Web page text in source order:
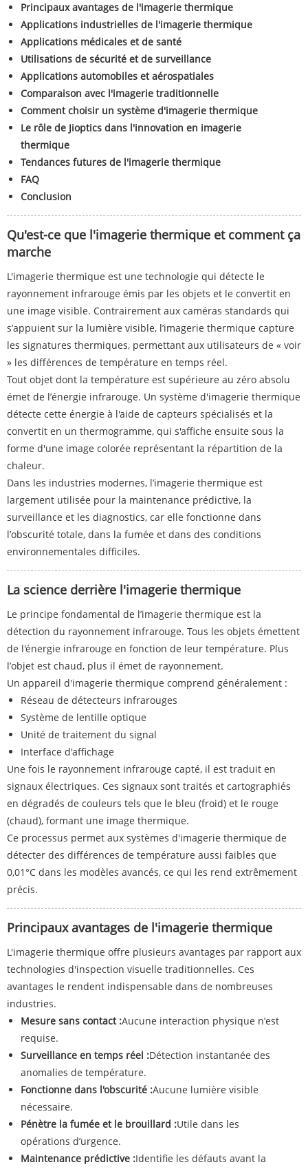
Principaux avantages de l'imagerie thermique
Applications industrielles de l'imagerie thermique
Applications médicales et de santé
Utilisations de sécurité et de surveillance
Applications automobiles et aérospatiales
Comparaison avec l'imagerie traditionnelle
Comment choisir un système d'imagerie thermique
Le rôle de Jioptics dans l'innovation en imagerie
thermique
Tendances futures de l'imagerie thermique
FAQ
Conclusion
Qu'est-ce que l'imagerie thermique et comment ça
marche
L'imagerie thermique est une technologie qui détecte le
rayonnement infrarouge émis par les objets et le convertit en
une image visible. Contrairement aux caméras standards qui
s’appuient sur la lumière visible, l’imagerie thermique capture
les signatures thermiques, permettant aux utilisateurs de « voir
» les différences de température en temps réel.
Tout objet dont la température est supérieure au zéro absolu
émet de l’énergie infrarouge. Un système d'imagerie thermique
détecte cette énergie à l'aide de capteurs spécialisés et la
convertit en un thermogramme, qui s'affiche ensuite sous la
forme d'une image colorée représentant la répartition de la
chaleur.
Dans les industries modernes, l’imagerie thermique est
largement utilisée pour la maintenance prédictive, la
surveillance et les diagnostics, car elle fonctionne dans
l’obscurité totale, dans la fumée et dans des conditions
environnementales difficiles.
La science derrière l'imagerie thermique
Le principe fondamental de l’imagerie thermique est la
détection du rayonnement infrarouge. Tous les objets émettent
de l'énergie infrarouge en fonction de leur température. Plus
l’objet est chaud, plus il émet de rayonnement.
Un appareil d'imagerie thermique comprend généralement :
Réseau de détecteurs infrarouges
Système de lentille optique
Unité de traitement du signal
Interface d'affichage
Une fois le rayonnement infrarouge capté, il est traduit en
signaux électriques. Ces signaux sont traités et cartographiés
en dégradés de couleurs tels que le bleu (froid) et le rouge
(chaud), formant une image thermique.
Ce processus permet aux systèmes d'imagerie thermique de
détecter des différences de température aussi faibles que
0,01°C dans les modèles avancés, ce qui les rend extrêmement
précis.
Principaux avantages de l'imagerie thermique
L'imagerie thermique offre plusieurs avantages par rapport aux
technologies d'inspection visuelle traditionnelles. Ces
avantages le rendent indispensable dans de nombreuses
industries.
Mesure sans contact :Aucune interaction physique n’est
requise.
Surveillance en temps réel :Détection instantanée des
anomalies de température.
Fonctionne dans l'obscurité :Aucune lumière visible
nécessaire.
Pénètre la fumée et le brouillard :Utile dans les
opérations d’urgence.
Maintenance prédictive :Identifie les défauts avant la